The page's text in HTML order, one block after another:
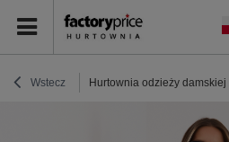
Wstecz Hurtownia odzieży damskiej